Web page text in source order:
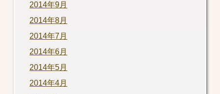
2014年9月
2014年8月
2014年7月
2014年6月
2014年5月
2014年4月